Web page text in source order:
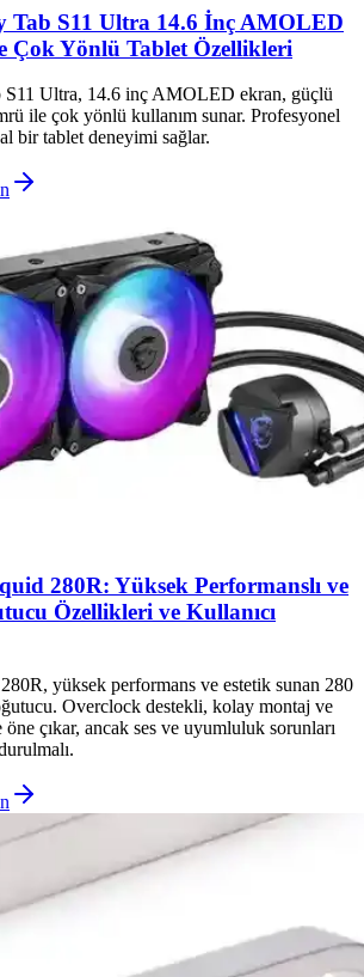
Tab S11 Ultra 14.6 İnç AMOLED
Çok Yönlü Tablet Özellikleri
S11 Ultra, 14.6 inç AMOLED ekran, güçlü
ile çok yönlü kullanım sunar. Profesyonel
bir tablet deneyimi sağlar.
280R: Yüksek Performanslı ve
Özellikleri ve Kullanıcı
yüksek performans ve estetik sunan 280
Overclock destekli, kolay montaj ve
öne çıkar, ancak ses ve uyumluluk sorunları